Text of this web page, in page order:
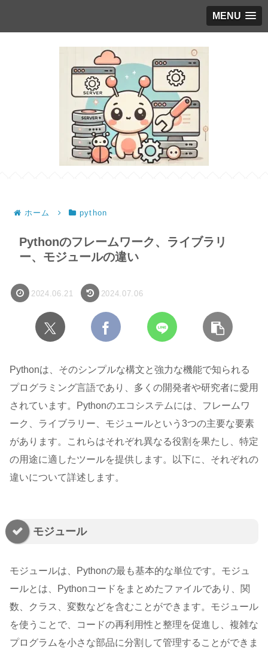
MENU
ホーム python
Pythonのフレームワーク、ライブラリ
ー、モジュールの違い
2024.06.21 2024.07.06
Pythonは、そのシンプルな構文と強力な機能で知られる
プログラミング言語であり、多くの開発者や研究者に愛用
されています。Pythonのエコシステムには、フレームワ
ーク、ライブラリー、モジュールという3つの主要な要素
があります。これらはそれぞれ異なる役割を果たし、特定
の用途に適したツールを提供します。以下に、それぞれの
違いについて詳述します。
モジュール
モジュールは、Pythonの最も基本的な単位です。モジュ
ールとは、Pythonコードをまとめたファイルであり、関
数、クラス、変数などを含むことができます。モジュール
を使うことで、コードの再利用性と整理を促進し、複雑な
プログラムを小さな部品に分割して管理することができま